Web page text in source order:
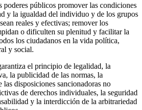
poderes públicos promover las condiciones
y la igualdad del individuo y de los grupos
reales y efectivas; remover los
o dificulten su plenitud y facilitar la
los ciudadanos en la vida política,
y social.
el principio de legalidad, la
la publicidad de las normas, la
las disposiciones sancionadoras no
de derechos individuales, la seguridad
y la interdicción de la arbitrariedad